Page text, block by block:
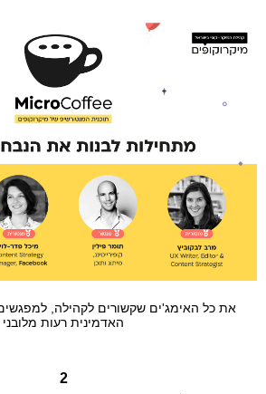
את כל האימג'ים שקשורים לקהילה,
האדמינית רעות מלובני
2